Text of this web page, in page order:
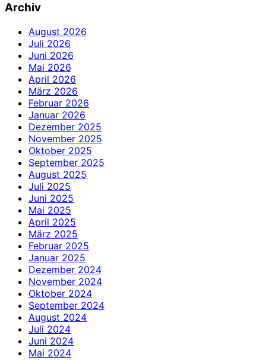
Archiv
August 2026
Juli 2026
Juni 2026
Mai 2026
April 2026
März 2026
Februar 2026
Januar 2026
Dezember 2025
November 2025
Oktober 2025
September 2025
August 2025
Juli 2025
Juni 2025
Mai 2025
April 2025
März 2025
Februar 2025
Januar 2025
Dezember 2024
November 2024
Oktober 2024
September 2024
August 2024
Juli 2024
Juni 2024
Mai 2024